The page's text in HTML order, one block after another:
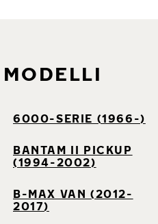
6000-SERIE (1966-)
BANTAM II PICKUP
(1994-2002)
B-MAX VAN (2012-
2017)